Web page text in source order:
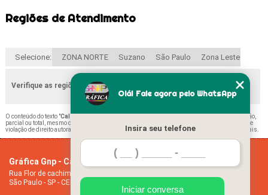
Regiões de Atendimento
Selecione: ZONA NORTE Suzano São Paulo Zona Leste
Verifique as regiões que atendemos
O conteúdo do texto "Calendário de Folha Vila Maria
" é de direito reservado. Sua reprodução,
parcial ou total, mesmo citando nossos links, é proibida sem a autorização do autor. Crime de
violação de direito autoral – artigo 184 do Código Penal –Lei 9610/98 - Lei de direitos autorais
Gráfica Gnp - Cartão de visita
Rua Flor de cachimbo, 274 - Jardim Santana
São Paulo - SP - CEP: 08050-040
Empresa
Missão
Olá! Fale agora pelo WhatsApp
Insira seu telefone
Iniciar conversa